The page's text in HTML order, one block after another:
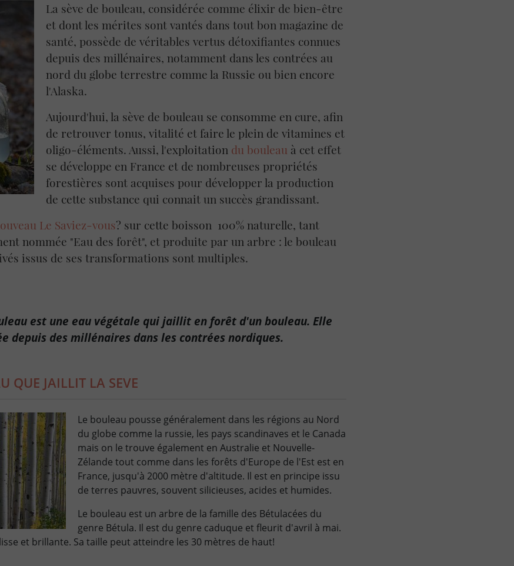
La sève de bouleau, considérée comme élixir de bien-être
et dont les mérites sont vantés dans tout bon magazine de
santé, possède de véritables vertus détoxifiantes connues
depuis des millénaires, notamment dans les contrées au
nord du globe terrestre comme la Russie ou bien encore
l'Alaska.
Aujourd'hui, la sève de bouleau se consomme en cure, afin
de retrouver tonus, vitalité et faire le plein de vitamines et
oligo-éléments. Aussi, l'exploitation du bouleau à cet effet
se développe en France et de nombreuses propriétés
forestières sont acquises pour développer la production
de cette substance qui connait un succès grandissant.
Le Saviez-vous? sur cette boisson 100% naturelle, tant
nommée "Eau des forêt", et produite par un arbre : le bouleau
issus de ses transformations sont multiples.
est une eau végétale qui jaillit en forêt d'un bouleau. Elle
depuis des millénaires dans les contrées nordiques.
QUE JAILLIT LA SEVE
Le bouleau pousse généralement dans les régions au Nord
du globe comme la russie, les pays scandinaves et le Canada
mais on le trouve également en Australie et Nouvelle-
Zélande tout comme dans les forêts d'Europe de l'Est est en
France, jusqu'à 2000 mètre d'altitude. Il est en principe issu
de terres pauvres, souvent silicieuses, acides et humides.
Le bouleau est un arbre de la famille des Bétulacées du
genre Bétula. Il est du genre caduque et fleurit d'avril à mai.
et brillante. Sa taille peut atteindre les 30 mètres de haut!